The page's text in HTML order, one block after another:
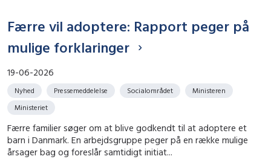
Færre vil adoptere: Rapport peger på
mulige forklaringer
19-06-2026
Nyhed Pressemeddelelse Socialområdet
Ministeren
Ministeriet
Færre familier søger om at blive godkendt til at adoptere et
barn i Danmark. En arbejdsgruppe peger på en række mulige
årsager bag og foreslår samtidigt initiat...